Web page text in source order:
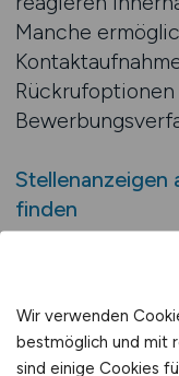
Manche
Stellenanzeigen
finden
weiter
Wir verwenden
bestmöglich und mit
sind einige Cookies